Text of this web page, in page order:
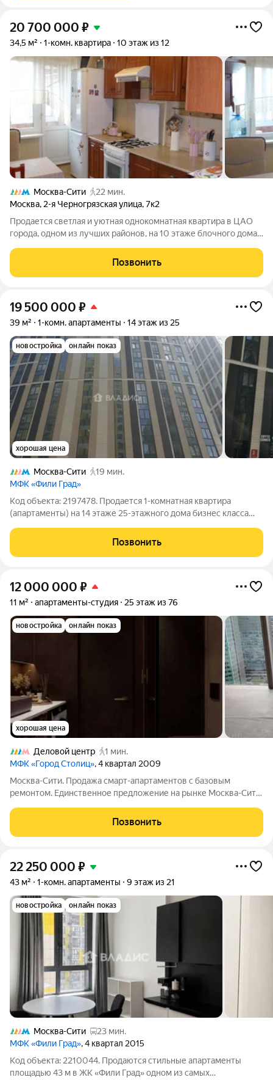
20 700 000 ₽
34,5 м² 1-комн. квартира 10 этаж из 12
Москва-Сити
22 мин.
Москва, 2-я Черногрязская улица,7к2
Продается светлая и уютная однокомнатная квартира в ЦАО
города, одном из лучших районов, на 10 этаже блочного дома,
из них жилая- 19,7 м. В квартире совмещенный санузел, выход
на
Позвонить
19 500 000 ₽
39 м² 1-комн. апартаменты 14 этаж из 25
новостройка онлайн показ
хорошая цена
Москва-Сити
19 мин.
МФК «Фили Град»
Код объекта: 2197478. Продается 1-комнатная квартира
(апартаменты) на 14 этаже 25-этажного дома бизнес класса
шаговой доступности детские сады, школы, магазины, парки и
торговые центры.
Позвонить
12 000 000 ₽
11 м² апартаменты-студия 25 этаж из 76
новостройка онлайн показ
хорошая цена
Деловой центр
1 мин.
МФК «Город Столиц», 4 квартал 2009
Москва-Сити. Продажа смарт-апартаментов с базовым
ремонтом. Единственное предложение на рынке Москва-Сити,
номер. Временная регистрация. Возможность быстро сдать в
аренду под жильё и офис.
Позвонить
22 250 000 ₽
43 м² 1-комн. апартаменты 9 этаж из 21
новостройка онлайн показ
Москва-Сити
23 мин.
МФК «Фили Град», 4 квартал 2015
Код объекта: 2210044. Продаются стильные апартаменты
площадью 43 м в ЖК «Фили Град» одном из самых